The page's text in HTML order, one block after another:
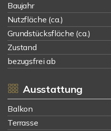
Baujahr
Nutzfläche (ca.)
Grundstücksfläche (ca.)
Zustand
bezugsfrei ab
Ausstattung
Balkon
Terrasse